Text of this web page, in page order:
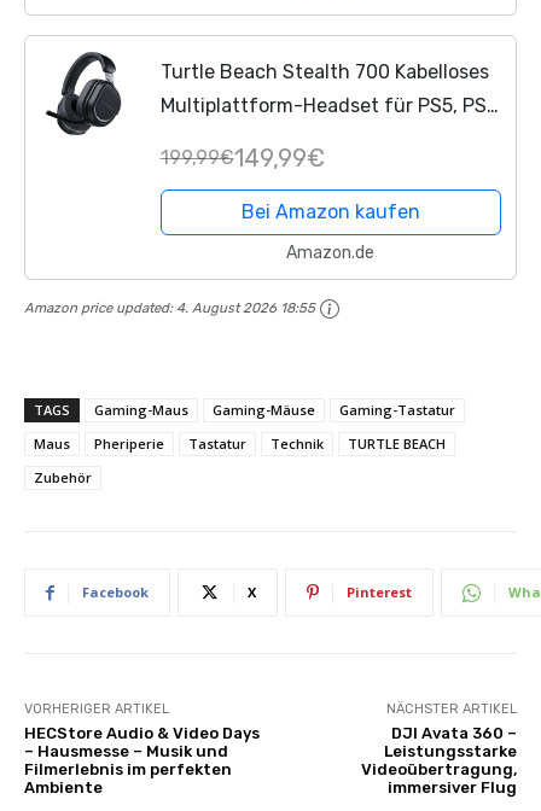
Turtle Beach Stealth 700 Kabelloses
Multiplattform-Headset für PS5, PS4,
199,99€149,99€
Bei Amazon kaufen
Amazon.de
Amazon price updated: 4. August 2026 18:55
TAGS Gaming-Maus Gaming-Mäuse
Gaming-Tastatur
Maus
Pheriperie Tastatur Technik
TURTLE BEACH
Zubehör
Facebook X Pinterest
VORHERIGER ARTIKEL
HECStore Audio & Video Days
– Hausmesse – Musik und
Filmerlebnis im perfekten
Ambiente
NÄCHSTER ARTIKEL
DJI Avata 360 –
Leistungsstarke
Videoübertragung,
immersiver Flug